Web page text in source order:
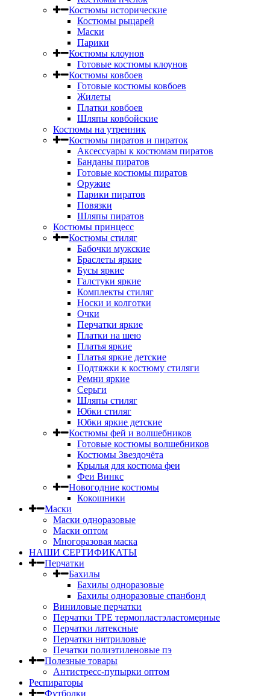
Костюмы исторические
Костюмы рыцарей
Маски
Парики
Костюмы клоунов
Готовые костюмы клоунов
Костюмы ковбоев
Готовые костюмы ковбоев
Жилеты
Платки ковбоев
Шляпы ковбойские
Костюмы на утренник
Костюмы пиратов и пираток
Аксессуары к костюмам пиратов
Банданы пиратов
Готовые костюмы пиратов
Оружие
Парики пиратов
Повязки
Шляпы пиратов
Костюмы принцесс
Костюмы стиляг
Бабочки мужские
Браслеты яркие
Бусы яркие
Галстуки яркие
Комплекты стиляг
Носки и колготки
Очки
Перчатки яркие
Платки на шею
Платья яркие
Платья яркие детские
Подтяжки к костюму стиляги
Ремни яркие
Серьги
Шляпы стиляг
Юбки стиляг
Юбки яркие детские
Костюмы фей и волшебников
Готовые костюмы волшебников
Костюмы Звездочёта
Крылья для костюма феи
Феи Винкс
Новогодние костюмы
Кокошники
Маски
Маски одноразовые
Маски оптом
Многоразовая маска
НАШИ СЕРТИФИКАТЫ
Перчатки
Бахилы
Бахилы одноразовые
Бахилы одноразовые спанбонд
Виниловые перчатки
Перчатки TPE термопластэластомерные
Перчатки латексные
Перчатки нитриловые
Печатки полиэтиленовые пэ
Полезные товары
Антистресс-пупырки оптом
Респираторы
Футболки